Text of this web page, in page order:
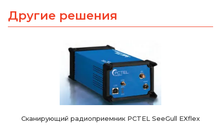
Другие решения
Сканирующий радиоприемник PCTEL SeeGull EXflex